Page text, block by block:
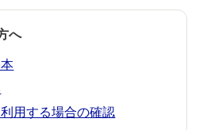
へ
用する場合の確認